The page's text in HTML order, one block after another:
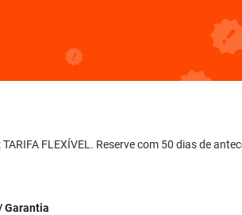
FLEXÍVEL. Reserve com 50 dias de
Garantia